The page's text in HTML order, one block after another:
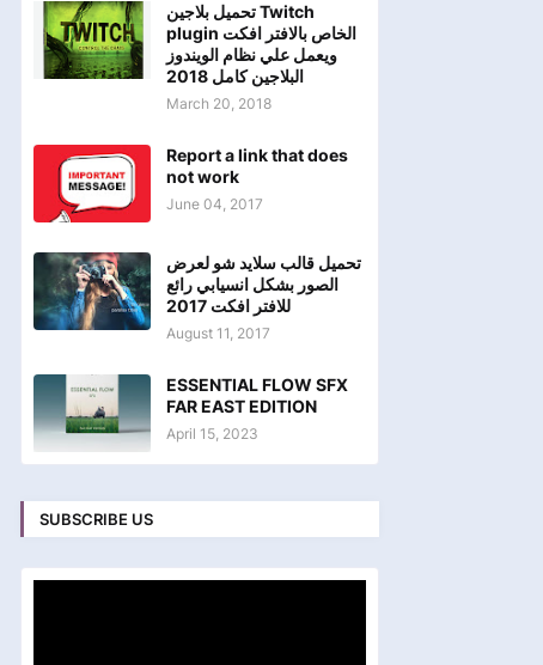
تحميل بلاجين Twitch
plugin الخاص بالافتر افكت
ويعمل علي نظام الويندوز
البلاجين كامل 2018
March 20, 2018
Report a link that does
not work
June 04, 2017
تحميل قالب سلايد شو لعرض
الصور بشكل انسيابي رائع
للافتر افكت 2017
August 11, 2017
ESSENTIAL FLOW SFX
FAR EAST EDITION
April 15, 2023
SUBSCRIBE US